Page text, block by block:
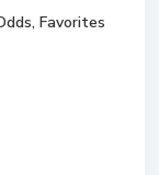
Favorites